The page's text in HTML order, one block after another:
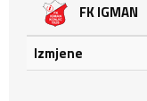
FK IGMAN
Izmjene